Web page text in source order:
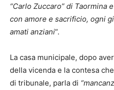
“Carlo Zuccaro” di Taormina
con amore e sacrificio, ogni
amati anziani“.
La casa municipale, dopo
della vicenda e la contesa
di tribunale, parla di